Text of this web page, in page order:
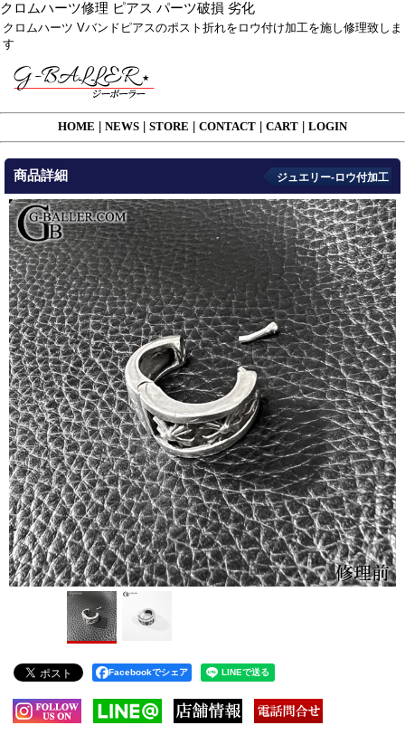
クロムハーツ修理 ピアス パーツ破損 劣化
クロムハーツ Vバンドピアスのポスト折れをロウ付け加工を施し修理致しま
す
HOME NEWS STORE CONTACT CART LOGIN
商品詳細 ジュエリー-ロウ付加工
Facebookでシェア